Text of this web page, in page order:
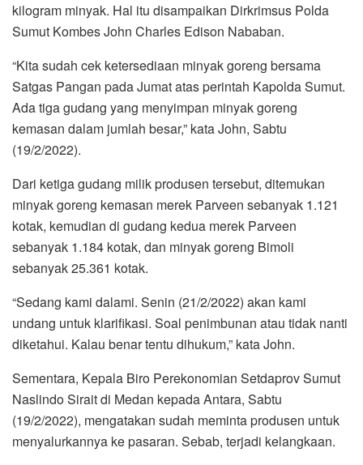
kilogram minyak. Hal itu disampaikan Dirkrimsus Polda
Sumut Kombes John Charles Edison Nababan.
“Kita sudah cek ketersediaan minyak goreng bersama
Satgas Pangan pada Jumat atas perintah Kapolda Sumut.
Ada tiga gudang yang menyimpan minyak goreng
kemasan dalam jumlah besar,” kata John, Sabtu
(19/2/2022).
Dari ketiga gudang milik produsen tersebut, ditemukan
minyak goreng kemasan merek Parveen sebanyak 1.121
kotak, kemudian di gudang kedua merek Parveen
sebanyak 1.184 kotak, dan minyak goreng Bimoli
sebanyak 25.361 kotak.
“Sedang kami dalami. Senin (21/2/2022) akan kami
undang untuk klarifikasi. Soal penimbunan atau tidak nanti
diketahui. Kalau benar tentu dihukum,” kata John.
Sementara, Kepala Biro Perekonomian Setdaprov Sumut
Naslindo Sirait di Medan kepada Antara, Sabtu
(19/2/2022), mengatakan sudah meminta produsen untuk
menyalurkannya ke pasaran. Sebab, terjadi kelangkaan.